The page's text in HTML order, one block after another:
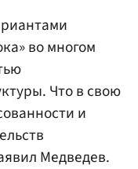
во многом
Что в свою
и
Медведев.